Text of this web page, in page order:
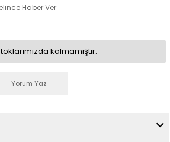
Haber Ver
kalmamıştır.
Yorum Yaz